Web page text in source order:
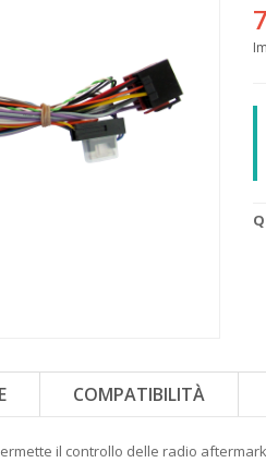
COMPATIBILITÀ
il controllo delle radio